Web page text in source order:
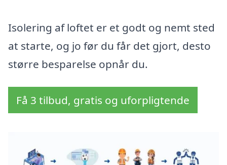
Isolering af loftet er et godt og nemt sted
at starte, og jo før du får det gjort, desto
større besparelse opnår du.
Få 3 tilbud, gratis og uforpligtende